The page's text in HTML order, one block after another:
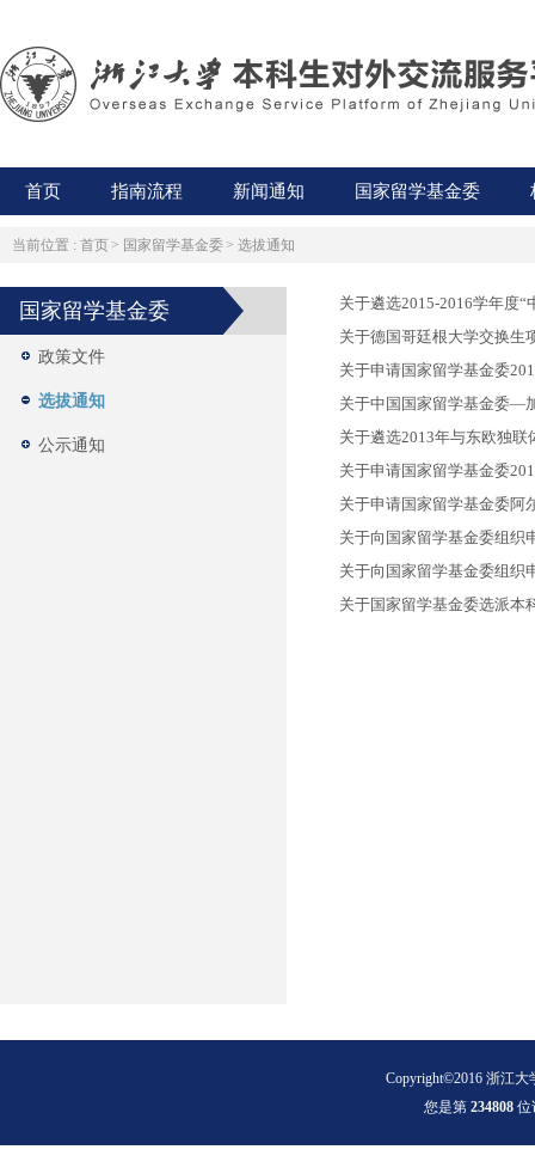
首页 指南流程 新闻通知 国家留学基金委
当前位置 : 首页 > 国家留学基金委 > 选拔通知
国家留学基金委
政策文件
选拔通知
公示通知
关于遴选2015-2016学年度
关于德国哥廷根大学交换生
关于申请国家留学基金委
关于中国国家留学基金委—
关于遴选2013年与东欧独
关于申请国家留学基金委
关于申请国家留学基金委阿
关于向国家留学基金委组织
关于向国家留学基金委组织
关于国家留学基金委选派本
Copyright©2016 浙江大
您是第234808 位